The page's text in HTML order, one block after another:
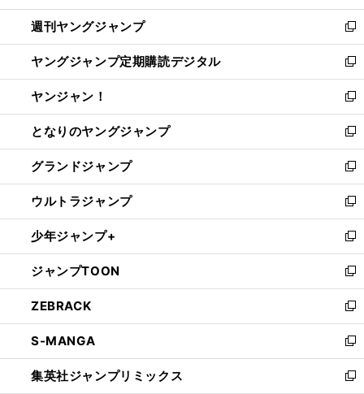
開
く
ウ
で
開
く
ン
ド
ウ
で
開
く
ウ
ィ
ン
ド
ウ
で
開
く
週刊ヤングジャンプ
新
し
い
ウ
ィ
ン
ド
ウ
で
開
く
ヤングジャンプ定期購読デジタル
新
し
い
ウ
ィ
ン
ド
ウ
で
開
く
ヤンジャン！
新
し
い
ウ
ィ
ン
ド
ウ
で
開
く
となりのヤングジャンプ
新
し
い
ウ
ィ
ン
ド
ウ
で
開
く
グランドジャンプ
新
し
い
ウ
ィ
ン
ド
ウ
で
開
く
ウルトラジャンプ
新
し
い
ウ
ィ
ン
ド
ウ
で
開
く
少年ジャンプ+
新
し
い
ウ
ィ
ン
ド
ウ
で
ジャンプTOON
新
し
い
ウ
ィ
ン
ド
ZEBRACK
新
し
い
ウ
ィ
S-MANGA
新
し
い
集英社ジャンプリミックス
新